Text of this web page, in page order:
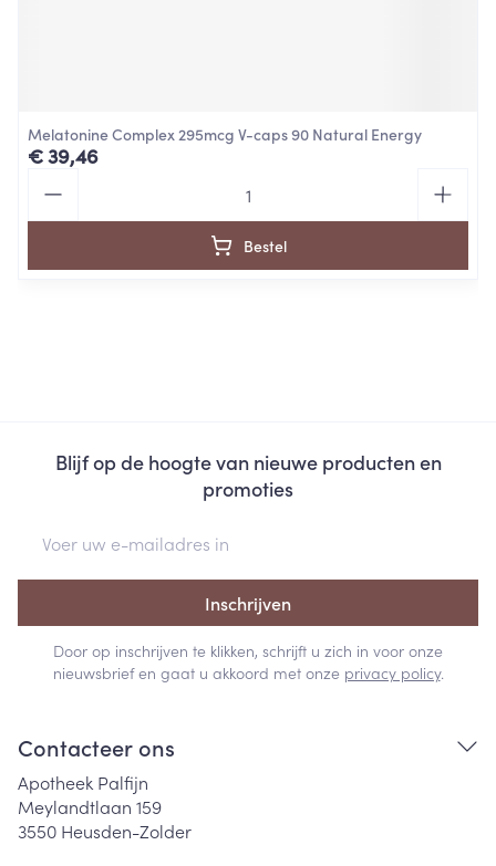
Melatonine Complex 295mcg V-caps 90 Natural Energy
€ 39,46
Bestel
Blijf op de hoogte van nieuwe producten en
promoties
Inschrijven
Door op inschrijven te klikken, schrijft u zich in voor onze
nieuwsbrief en gaat u akkoord met onze privacy policy.
Contacteer ons
Apotheek Palfijn
Meylandtlaan 159
3550 Heusden-Zolder